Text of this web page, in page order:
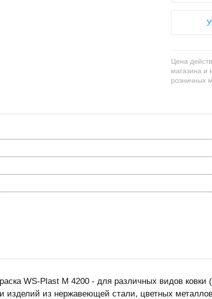
Цена
магазина и
розничных
WS-Plast M 4200 - для различных видов ковки
изделий из нержавеющей стали, цветных